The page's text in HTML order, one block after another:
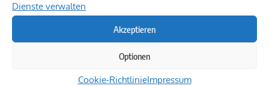
Dienste verwalten
Akzeptieren
Optionen
Cookie-RichtlinieImpressum